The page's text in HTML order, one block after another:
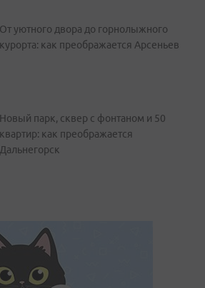
От уютного двора до горнолыжного
курорта: как преображается Арсеньев
Новый парк, сквер с фонтаном и 50
квартир: как преображается
Дальнегорск